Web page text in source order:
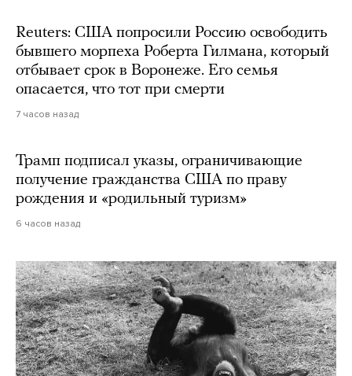
Reuters: США попросили Россию освободить
бывшего морпеха Роберта Гилмана, который
отбывает срок в Воронеже. Его семья
опасается, что тот при смерти
7 часов назад
Трамп подписал указы, ограничивающие
получение гражданства США по праву
рождения и «родильный туризм»
6 часов назад